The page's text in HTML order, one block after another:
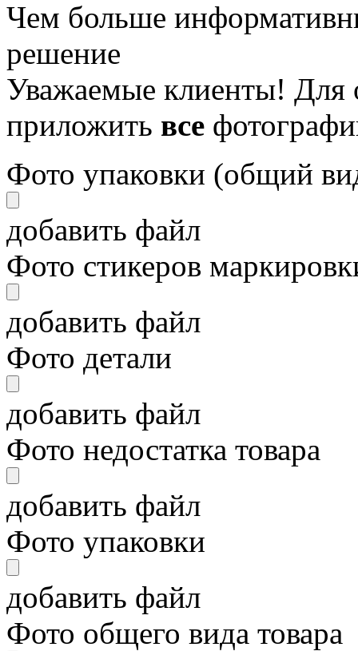
Чем больше
решение
Уважаемые клиенты! Для
приложить все
Фото упаковки (общий
добавить файл
Фото стикеров
добавить файл
Фото детали
добавить файл
Фото недостатка товара
добавить файл
Фото упаковки
добавить файл
Фото общего вида товара